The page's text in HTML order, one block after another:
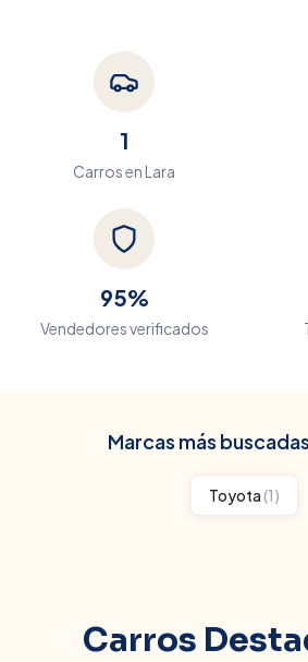
1
Carros en Lara
95%
Vendedores verificados
Marcas más
Toyota(1)
Carros